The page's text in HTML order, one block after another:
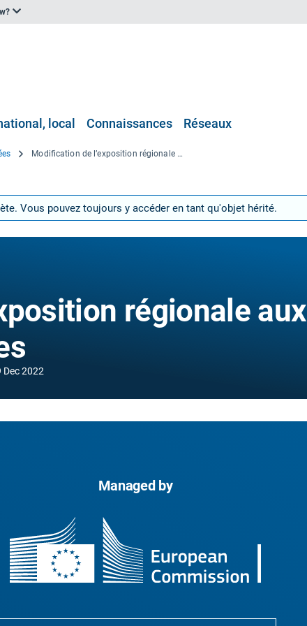
local Connaissances Réseaux
Modification de l’exposition régionale aux inondations fluviales
Vous pouvez toujours y accéder en tant qu'objet hérité.
régionale aux
Dec 2022
Managed by